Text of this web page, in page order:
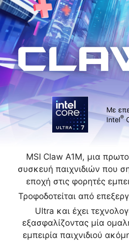
Με
Intel®
MSI Claw A1M, μια
συσκευή παιχνιδιών που
εποχή στις φορητές
Τροφοδοτείται από
Ultra και έχει
εξασφαλίζοντας μία
εμπειρία παιχνιδιού